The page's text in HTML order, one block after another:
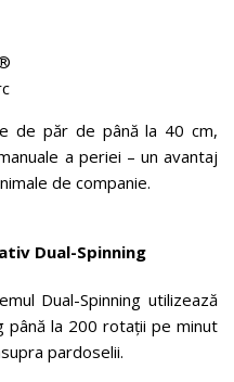
de păr de până la 40 cm,
a periei – un avantaj
de companie.
Dual-Spinning
Dual-Spinning utilizează
până la 200 rotații pe minut
pardoselii.